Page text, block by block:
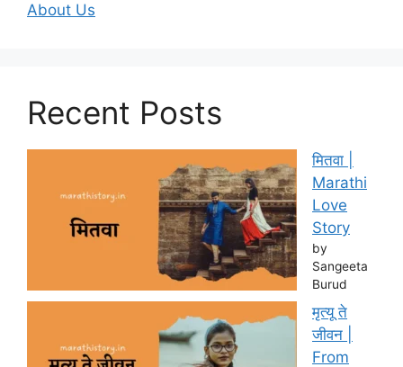
About Us
Recent Posts
मितवा |
Marathi
Love
Story
by
Sangeeta
Burud
मृत्यू ते
जीवन |
From